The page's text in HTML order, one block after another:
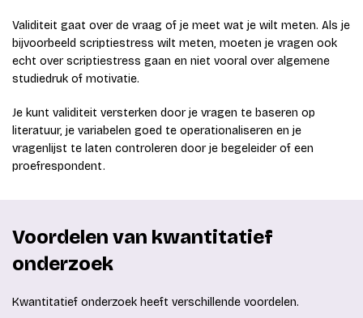
Validiteit gaat over de vraag of je meet wat je wilt meten. Als je
bijvoorbeeld scriptiestress wilt meten, moeten je vragen ook
echt over scriptiestress gaan en niet vooral over algemene
studiedruk of motivatie.
Je kunt validiteit versterken door je vragen te baseren op
literatuur, je variabelen goed te operationaliseren en je
vragenlijst te laten controleren door je begeleider of een
proefrespondent.
Voordelen van kwantitatief
onderzoek
Kwantitatief onderzoek heeft verschillende voordelen.